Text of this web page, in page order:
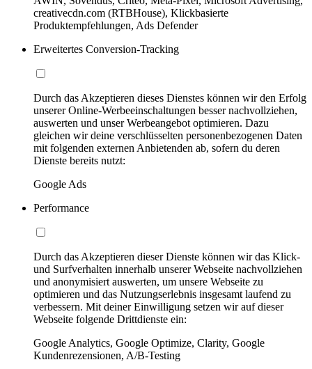
creativecdn.com (RTBHouse), Klickbasierte
Produktempfehlungen, Ads Defender
Erweitertes Conversion-Tracking
Durch das Akzeptieren dieses Dienstes können wir den Erfolg
unserer Online-Werbeeinschaltungen besser nachvollziehen,
auswerten und unser Werbeangebot optimieren. Dazu
gleichen wir deine verschlüsselten personenbezogenen Daten
mit folgenden externen Anbietenden ab, sofern du deren
Dienste bereits nutzt:
Google Ads
Performance
Durch das Akzeptieren dieser Dienste können wir das Klick-
und Surfverhalten innerhalb unserer Webseite nachvollziehen
und anonymisiert auswerten, um unsere Webseite zu
optimieren und das Nutzungserlebnis insgesamt laufend zu
verbessern. Mit deiner Einwilligung setzen wir auf dieser
Webseite folgende Drittdienste ein:
Google Analytics, Google Optimize, Clarity, Google
Kundenrezensionen, A/B-Testing